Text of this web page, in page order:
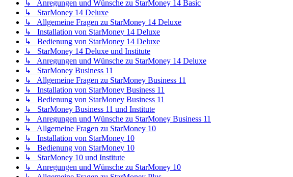
↳ Anregungen und Wünsche zu StarMoney 14 Basic
↳ StarMoney 14 Deluxe
↳ Allgemeine Fragen zu StarMoney 14 Deluxe
↳ Installation von StarMoney 14 Deluxe
↳ Bedienung von StarMoney 14 Deluxe
↳ StarMoney 14 Deluxe und Institute
↳ Anregungen und Wünsche zu StarMoney 14 Deluxe
↳ StarMoney Business 11
↳ Allgemeine Fragen zu StarMoney Business 11
↳ Installation von StarMoney Business 11
↳ Bedienung von StarMoney Business 11
↳ StarMoney Business 11 und Institute
↳ Anregungen und Wünsche zu StarMoney Business 11
↳ Allgemeine Fragen zu StarMoney 10
↳ Installation von StarMoney 10
↳ Bedienung von StarMoney 10
↳ StarMoney 10 und Institute
↳ Anregungen und Wünsche zu StarMoney 10